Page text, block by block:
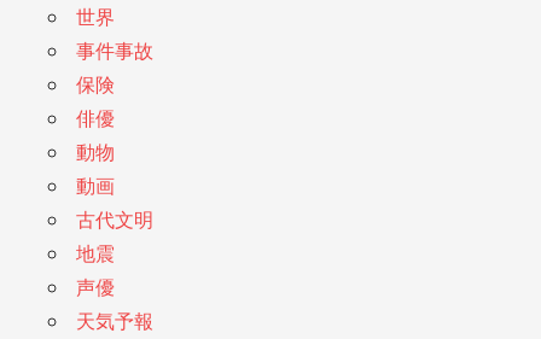
世界
事件事故
保険
俳優
動物
動画
古代文明
地震
声優
天気予報